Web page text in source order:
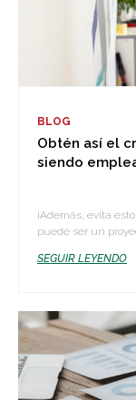
BLOG
Obtén así el
siendo
¡Además, evita
puede ser un
SEGUIR LEYENDO